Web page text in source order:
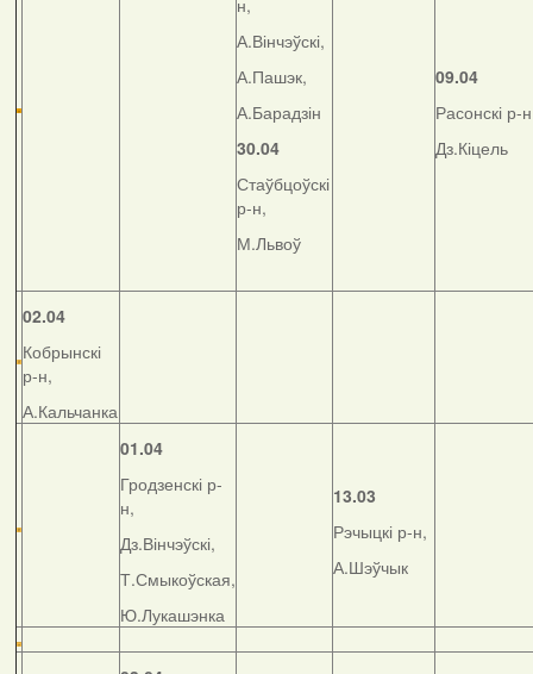
н,
А.Вінчэўскі,
А.Пашэк,
А.Барадзін
30.04
Стаўбцоўскі
р-н,
М.Львоў
09.04
Расонскі р-
Дз.Кіцель
02.04
Кобрынскі
р-н,
А.Кальчанка
01.04
Гродзенскі р-
н,
Дз.Вінчэўскі,
Т.Смыкоўская,
Ю.Лукашэнка
13.03
Рэчыцкі р-н,
А.Шэўчык